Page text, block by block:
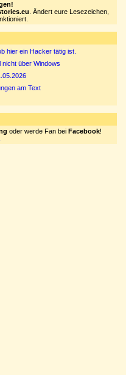
. Ändert eure Lesezeichen,
hier ein Hacker tätig ist.
nicht über Windows
am Text
oder werde Fan bei Facebook!